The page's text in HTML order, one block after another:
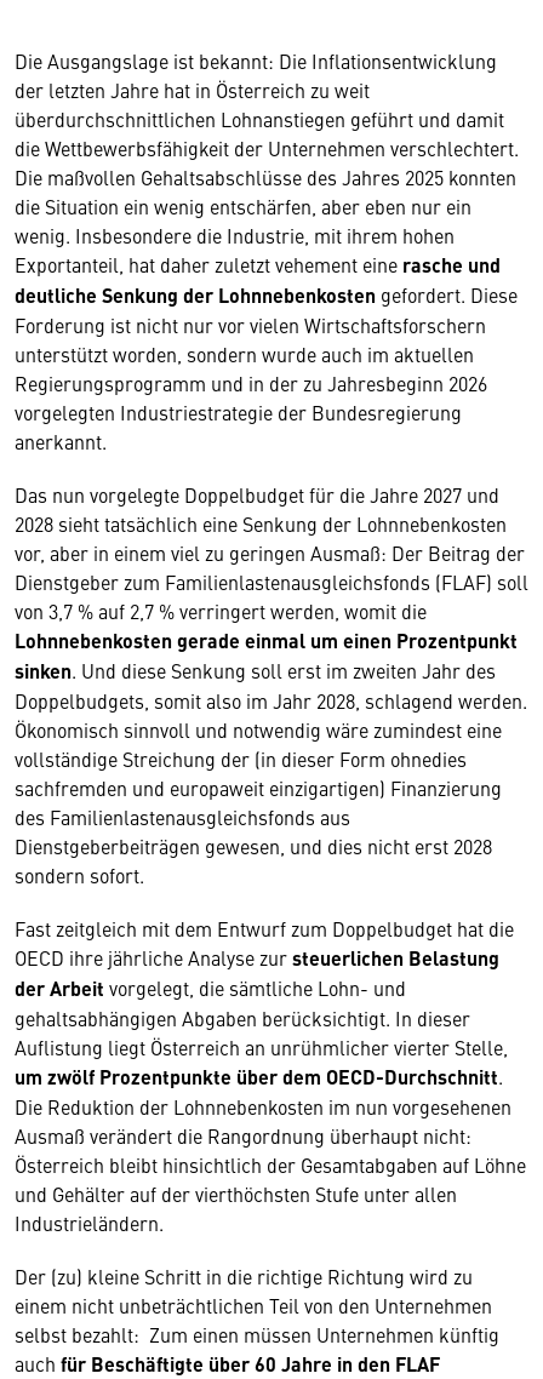
Die Ausgangslage ist bekannt: Die Inflationsentwicklung
der letzten Jahre hat in Österreich zu weit
überdurchschnittlichen Lohnanstiegen geführt und damit
die Wettbewerbsfähigkeit der Unternehmen verschlechtert.
Die maßvollen Gehaltsabschlüsse des Jahres 2025 konnten
die Situation ein wenig entschärfen, aber eben nur ein
wenig. Insbesondere die Industrie, mit ihrem hohen
Exportanteil, hat daher zuletzt vehement eine rasche und
deutliche Senkung der Lohnnebenkosten gefordert. Diese
Forderung ist nicht nur vor vielen Wirtschaftsforschern
unterstützt worden, sondern wurde auch im aktuellen
Regierungsprogramm und in der zu Jahresbeginn 2026
vorgelegten Industriestrategie der Bundesregierung
anerkannt.
Das nun vorgelegte Doppelbudget für die Jahre 2027 und
2028 sieht tatsächlich eine Senkung der Lohnnebenkosten
vor, aber in einem viel zu geringen Ausmaß: Der Beitrag der
Dienstgeber zum Familienlastenausgleichsfonds (FLAF) soll
von 3,7 % auf 2,7 % verringert werden, womit die
Lohnnebenkosten gerade einmal um einen Prozentpunkt
sinken. Und diese Senkung soll erst im zweiten Jahr des
Doppelbudgets, somit also im Jahr 2028, schlagend werden.
Ökonomisch sinnvoll und notwendig wäre zumindest eine
vollständige Streichung der (in dieser Form ohnedies
sachfremden und europaweit einzigartigen) Finanzierung
des Familienlastenausgleichsfonds aus
Dienstgeberbeiträgen gewesen, und dies nicht erst 2028
sondern sofort.
Fast zeitgleich mit dem Entwurf zum Doppelbudget hat die
OECD ihre jährliche Analyse zursteuerlichen Belastung
der Arbeit vorgelegt, die sämtliche Lohn- und
gehaltsabhängigen Abgaben berücksichtigt. In dieser
Auflistung liegt Österreich an unrühmlicher vierter Stelle,
um zwölf Prozentpunkte über dem OECD-Durchschnitt.
Die Reduktion der Lohnnebenkosten im nun vorgesehenen
Ausmaß verändert die Rangordnung überhaupt nicht:
Österreich bleibt hinsichtlich der Gesamtabgaben auf Löhne
und Gehälter auf der vierthöchsten Stufe unter allen
Industrieländern.
Der (zu) kleine Schritt in die richtige Richtung wird zu
einem nicht unbeträchtlichen Teil von den Unternehmen
selbst bezahlt: Zum einen müssen Unternehmen künftig
auch für Beschäftigte über 60 Jahre in den FLAF